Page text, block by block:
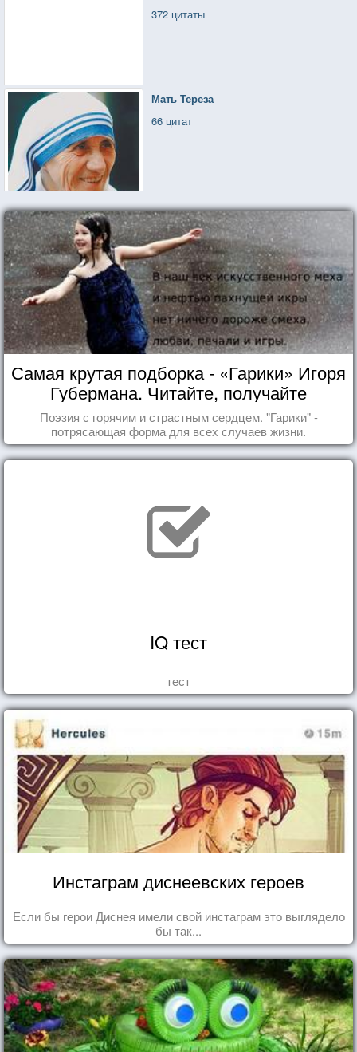
372 цитаты
Мать Тереза
66 цитат
Самая крутая подборка - «Гарики» Игоря
Губермана. Читайте, получайте
удовольствие!
Поэзия с горячим и страстным сердцем. "Гарики" -
потрясающая форма для всех случаев жизни.
IQ тест
тест
Инстаграм диснеевских героев
Если бы герои Диснея имели свой инстаграм это выглядело
бы так...